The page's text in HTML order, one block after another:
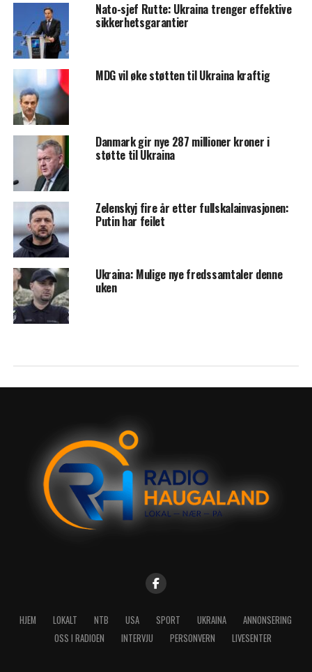
Nato-sjef Rutte: Ukraina trenger effektive
sikkerhetsgarantier
MDG vil øke støtten til Ukraina kraftig
Danmark gir nye 287 millioner kroner i
støtte til Ukraina
Zelenskyj fire år etter fullskalainvasjonen:
Putin har feilet
Ukraina: Mulige nye fredssamtaler denne
uken
HJEM LOKALT NTB USA SPORT UKRAINA
ANNONSERING
OSS I RADIOEN
INTERVJU PERSONVERN LIVESENTER